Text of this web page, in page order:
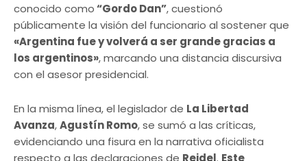
conocido como“Gordo Dan”, cuestionó
públicamente la visión del funcionario al sostener que
«Argentina fue y volverá a ser grande gracias a
los argentinos», marcando una distancia discursiva
con el asesor presidencial.
En la misma línea, el legislador de La Libertad
Avanza,Agustín Romo, se sumó a las críticas,
evidenciando una fisura en la narrativa oficialista
respecto a las declaraciones de Reidel. Este